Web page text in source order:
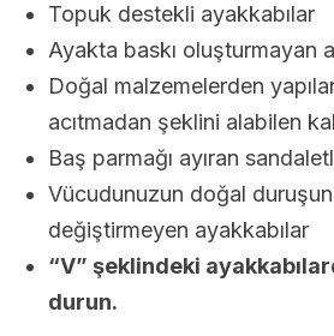
Topuk destekli ayakkabılar
Ayakta baskı oluşturmayan
Doğal malzemelerden
acıtmadan şeklini alabilen
Baş parmağı ayıran
Vücudunuzun doğal
değiştirmeyen ayakkabılar
“V” şeklindeki
durun.